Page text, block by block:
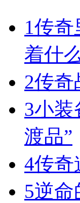
1传奇
着什
2传奇
3小装
渡品”
4传奇
5逆命